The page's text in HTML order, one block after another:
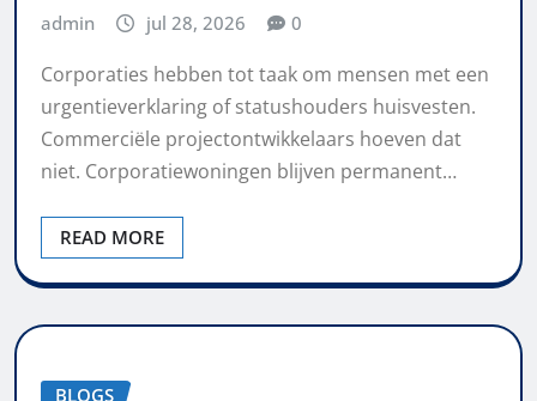
admin jul 28, 2026 0
Corporaties hebben tot taak om mensen met een
urgentieverklaring of statushouders huisvesten.
Commerciële projectontwikkelaars hoeven dat
niet. Corporatiewoningen blijven permanent…
READ MORE
BLOGS